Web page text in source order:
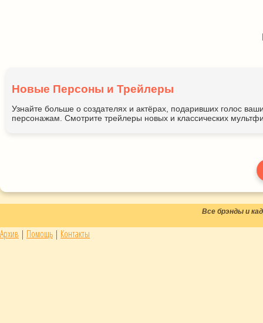
Новые Персоны и Трейлеры
Узнайте больше о создателях и актёрах, подаривших голос
персонажам. Смотрите трейлеры новых и классических
Все брэнды и
Архив | Помощь | Контакты